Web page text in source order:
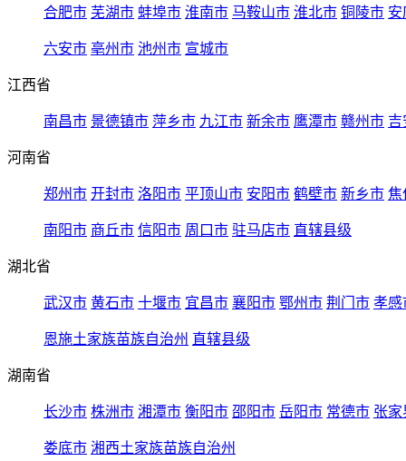
合肥市 芜湖市 蚌埠市 淮南市 马鞍山市 淮北市 铜陵市 安
六安市 亳州市 池州市 宣城市
江西省
南昌市 景德镇市 萍乡市 九江市 新余市 鹰潭市 赣州市 吉
河南省
郑州市 开封市 洛阳市 平顶山市 安阳市 鹤壁市 新乡市 焦
南阳市 商丘市 信阳市 周口市 驻马店市 直辖县级
湖北省
武汉市 黄石市 十堰市 宜昌市 襄阳市 鄂州市 荆门市 孝感
恩施土家族苗族自治州 直辖县级
湖南省
长沙市 株洲市 湘潭市 衡阳市 邵阳市 岳阳市 常德市 张家
娄底市 湘西土家族苗族自治州